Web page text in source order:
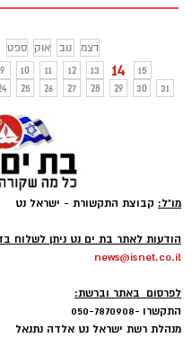
ספט אוק נוב
דצמ
9 10 11 12 13 14
15
25 26 27 28 29 30 31
מו"ל: קבוצת התקשורת - ישראל נט
הודעות לאתר בת ים נט ניתן לשלוח
news@isnet.co.il
לפרסום באתר וברשת:
התקשרו -050-7870908
מנהלת רשת ישראל נט אלדה נתנאל